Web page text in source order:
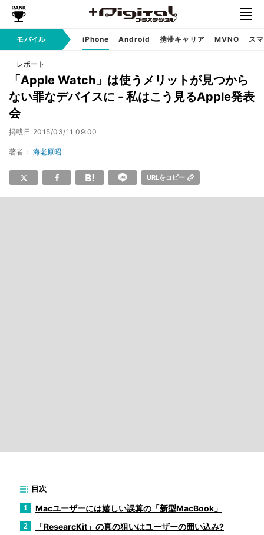
モバイル iPhone Android 携帯キャリア MVNO ス
レポート
「Apple Watch」は使うメリットが見つから
ない罪なデバイスに - 私はこう見るApple発表
会
掲載日 2015/03/11 09:00
著者： 海老原昭
URLをコピー
目次
1 Macユーザーには嬉しい誤算の「新型MacBook」
2 「ResearcKit」の真の狙いはユーザーの囲い込み?